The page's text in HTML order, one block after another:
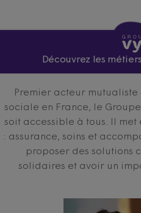
Découvrez les
Premier acteur
sociale en France, le
soit accessible à tous. Il met
: assurance, soins et
proposer des solutions
solidaires et avoir un